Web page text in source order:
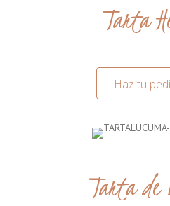
Tarta
Haz tu
Tarta de